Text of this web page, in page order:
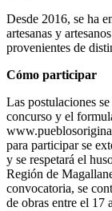
Desde 2016, se ha
artesanas y
provenientes de
Cómo participar
Las postulaciones
concurso y el
para participar se
y se respetará el
Región de
convocatoria, se
de obras entre el 17